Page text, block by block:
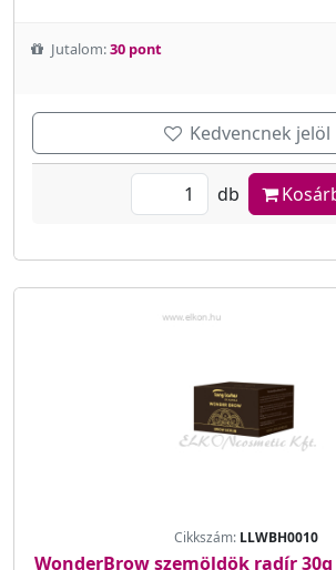
Jutalom:30 pont
Kedvencnek jelöl
db
Cikkszám: LLWBH0010
WonderBrow szemöldök radír 30g